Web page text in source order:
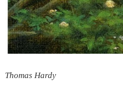
Thomas Hardy